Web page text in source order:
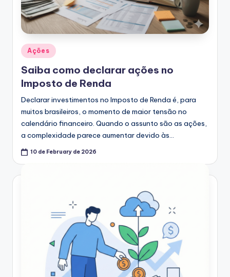
Posted
in
Ações
Saiba como declarar ações no
Imposto de Renda
Declarar investimentos no Imposto de Renda é, para
muitos brasileiros, o momento de maior tensão no
calendário financeiro. Quando o assunto são as ações,
a complexidade parece aumentar devido às…
10 de February de 2026